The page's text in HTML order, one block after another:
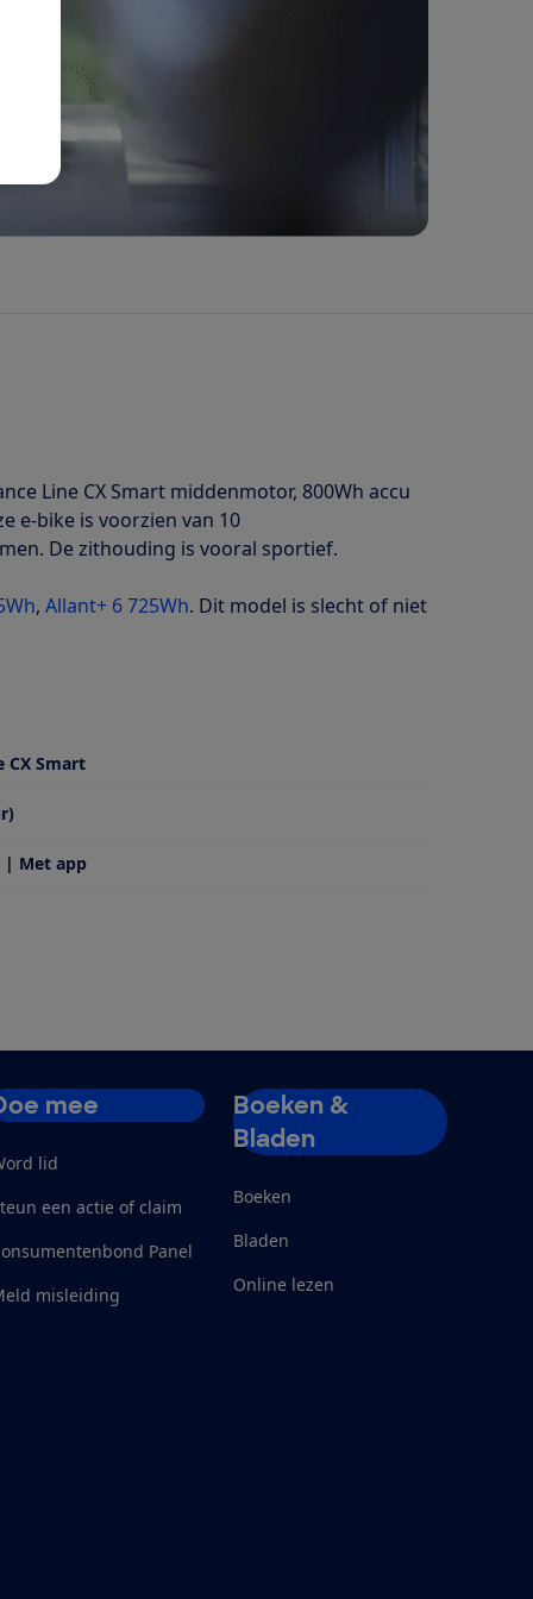
Line CX Smart middenmotor, 800Wh accu
e-bike is voorzien van 10
De zithouding is vooral sportief.
, Allant+ 6 725Wh. Dit model is slecht of niet
CX Smart
| Met app
mee
lid
een actie of claim
Panel
misleiding
Boeken &
Bladen
Boeken
Bladen
Online lezen